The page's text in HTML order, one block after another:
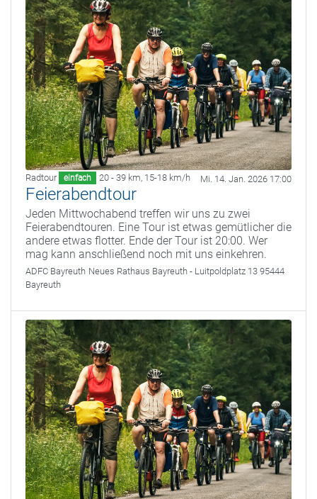
Radtour einfach 20 - 39 km, 15-18 km/h Mi. 14. Jan. 2026 17:00
Feierabendtour
Jeden Mittwochabend treffen wir uns zu zwei
Feierabendtouren. Eine Tour ist etwas gemütlicher die
andere etwas flotter. Ende der Tour ist 20:00. Wer
mag kann anschließend noch mit uns einkehren.
ADFC Bayreuth Neues Rathaus Bayreuth - Luitpoldplatz 13 95444
Bayreuth